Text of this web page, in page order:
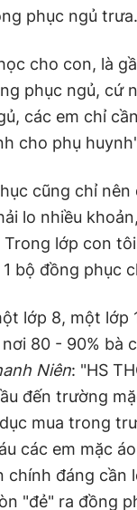
phục ngủ trưa.
cho con, là
phục ngủ, cứ
các em chỉ
cho phụ
cũng chỉ
lo nhiều
lớp con
bộ đồng phục
lớp 8, một lớp
80 - 90% bà
Niên: "HS
đến trường
mua trong
các em mặc
chính đáng cần
"đẻ" ra đồng